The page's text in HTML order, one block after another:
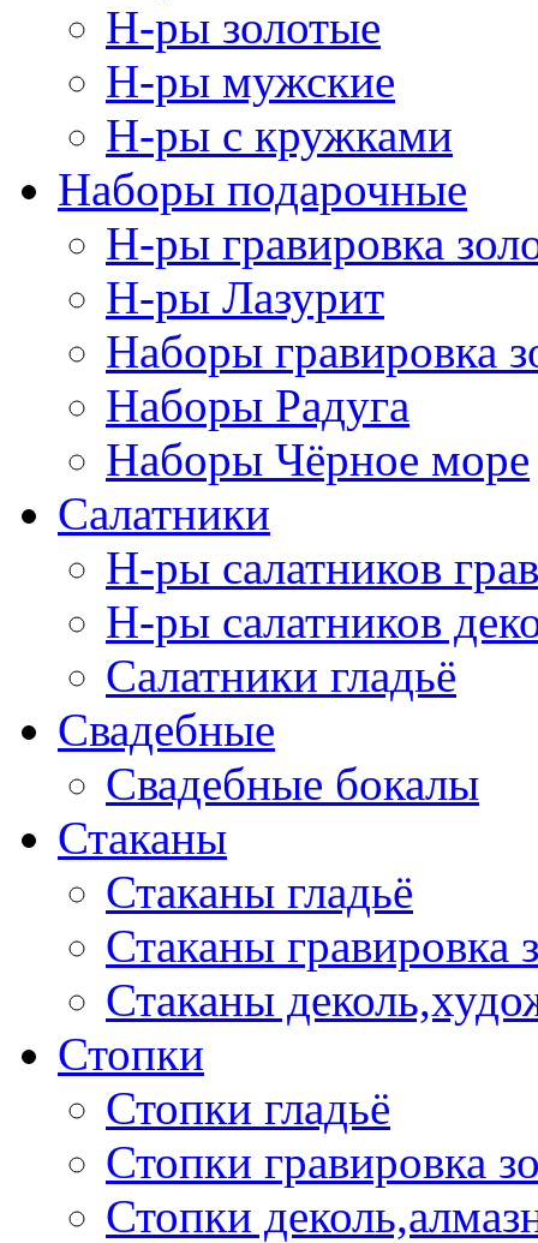
Н-ры золотые
Н-ры мужские
Н-ры с кружками
Наборы подарочные
Н-ры гравировка
Н-ры Лазурит
Наборы гравировка
Наборы Радуга
Наборы Чёрное море
Салатники
Н-ры салатников
Н-ры салатников
Салатники гладьё
Свадебные
Свадебные бокалы
Стаканы
Стаканы гладьё
Стаканы гравировка
Стаканы
Стопки
Стопки гладьё
Стопки гравировка
Стопки